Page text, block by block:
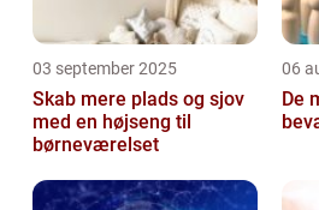
03 september 2025
Skab mere plads og sjov
med en højseng til
børneværelset
06
De